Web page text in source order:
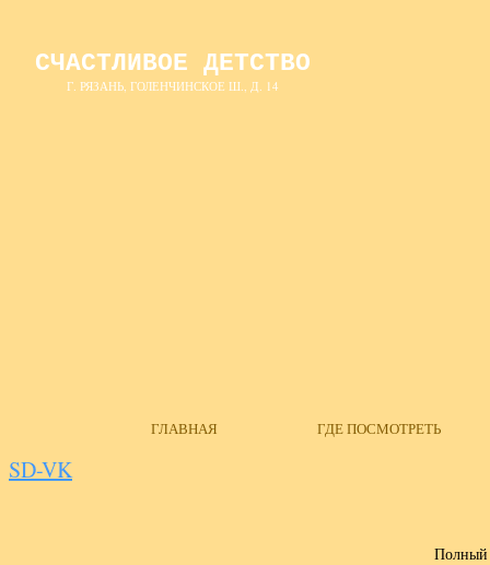
СЧАСТЛИВОЕ ДЕТСТВО
Г. РЯЗАНЬ, ГОЛЕНЧИНСКОЕ Ш., Д. 14
ГЛАВНАЯ ГДЕ ПОСМОТРЕТЬ
SD-VK
Полный